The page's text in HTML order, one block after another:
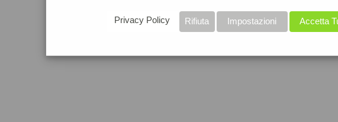
Accetta
Impostazioni
Rifiuta
Privacy Policy